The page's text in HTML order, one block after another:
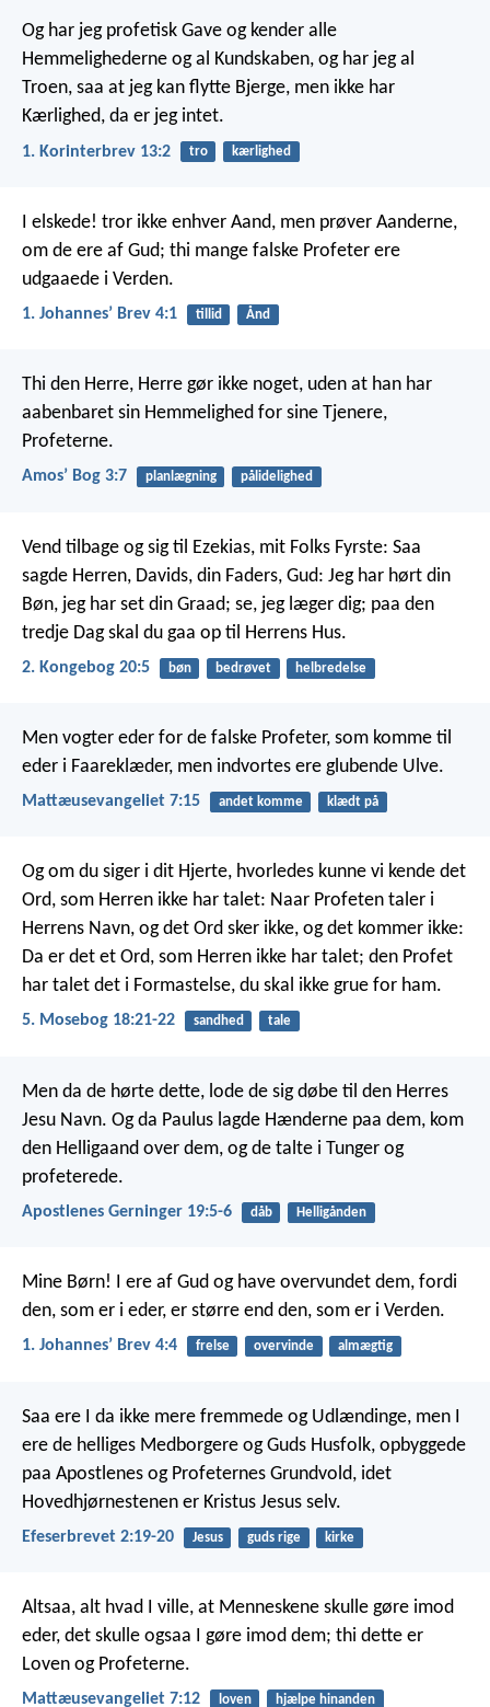
Og har jeg profetisk Gave og kender alle
Hemmelighederne og al Kundskaben, og har jeg al
Troen, saa at jeg kan flytte Bjerge, men ikke har
Kærlighed, da er jeg intet.
1. Korinterbrev 13:2 tro kærlighed
I elskede! tror ikke enhver Aand, men prøver Aanderne,
om de ere af Gud; thi mange falske Profeter ere
udgaaede i Verden.
1. Johannesʼ Brev 4:1 tillid Ånd
Thi den Herre, Herre gør ikke noget, uden at han har
aabenbaret sin Hemmelighed for sine Tjenere,
Profeterne.
Amosʼ Bog 3:7 planlægning pålidelighed
Vend tilbage og sig til Ezekias, mit Folks Fyrste: Saa
sagde Herren, Davids, din Faders, Gud: Jeg har hørt din
Bøn, jeg har set din Graad; se, jeg læger dig; paa den
tredje Dag skal du gaa op til Herrens Hus.
2. Kongebog 20:5 bøn bedrøvet helbredelse
Men vogter eder for de falske Profeter, som komme til
eder i Faareklæder, men indvortes ere glubende Ulve.
Mattæusevangeliet 7:15 andet komme klædt på
Og om du siger i dit Hjerte, hvorledes kunne vi kende det
Ord, som Herren ikke har talet: Naar Profeten taler i
Herrens Navn, og det Ord sker ikke, og det kommer ikke:
Da er det et Ord, som Herren ikke har talet; den Profet
har talet det i Formastelse, du skal ikke grue for ham.
5. Mosebog 18:21-22 sandhed tale
Men da de hørte dette, lode de sig døbe til den Herres
Jesu Navn. Og da Paulus lagde Hænderne paa dem, kom
den Helligaand over dem, og de talte i Tunger og
profeterede.
Apostlenes Gerninger 19:5-6 dåb Helligånden
Mine Børn! I ere af Gud og have overvundet dem, fordi
den, som er i eder, er større end den, som er i Verden.
1. Johannesʼ Brev 4:4 frelse overvinde almægtig
Saa ere I da ikke mere fremmede og Udlændinge, men I
ere de helliges Medborgere og Guds Husfolk, opbyggede
paa Apostlenes og Profeternes Grundvold, idet
Hovedhjørnestenen er Kristus Jesus selv.
Efeserbrevet 2:19-20 Jesus guds rige kirke
Altsaa, alt hvad I ville, at Menneskene skulle gøre imod
eder, det skulle ogsaa I gøre imod dem; thi dette er
Loven og Profeterne.
Mattæusevangeliet 7:12 loven hjælpe hinanden